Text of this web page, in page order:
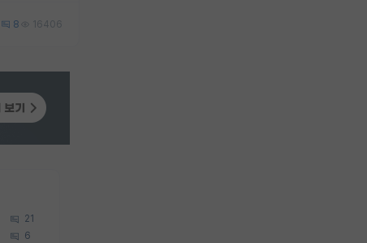
8 16406
21
6